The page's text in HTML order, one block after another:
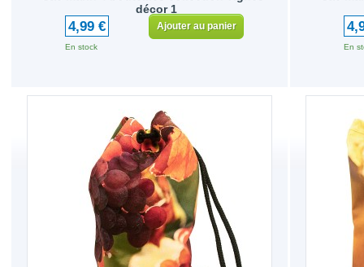
décor 1
4,99 €
En stock
Ajouter au panier
En